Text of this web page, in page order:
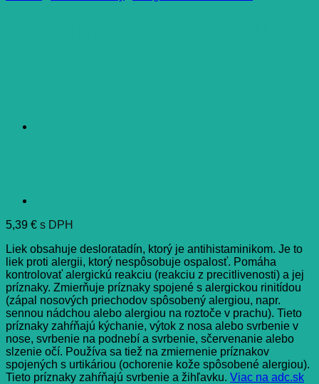
5,39 € s DPH
Liek obsahuje desloratadín, ktorý je antihistaminikom. Je to
liek proti alergii, ktorý nespôsobuje ospalosť. Pomáha
kontrolovať alergickú reakciu (reakciu z precitlivenosti) a jej
príznaky. Zmierňuje príznaky spojené s alergickou rinitídou
(zápal nosových priechodov spôsobený alergiou, napr.
sennou nádchou alebo alergiou na roztoče v prachu). Tieto
príznaky zahŕňajú kýchanie, výtok z nosa alebo svrbenie v
nose, svrbenie na podnebí a svrbenie, sčervenanie alebo
slzenie očí. Používa sa tiež na zmiernenie príznakov
spojených s urtikáriou (ochorenie kože spôsobené alergiou).
Tieto príznaky zahŕňajú svrbenie a žihľavku. Viac na adc.sk